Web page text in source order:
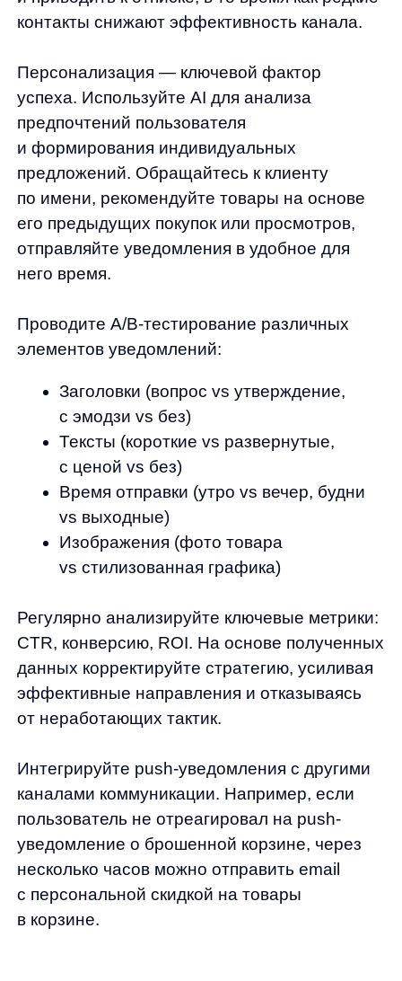
Технические аспекты и инструменты
для запуска push-уведомлений
Для запуска push-уведомлений на вашем
сайте существует множество сервисов
с различным функционалом. Среди
популярных решений: OneSignal,
PushEngage, Pushwoosh, SendPulse. При
персонализации, A/B-тестирования
и интеграции с вашей CMS.
Для максимальной эффективности
интегрируйте сервис push-уведомлений
с вашей CRM-системой и платформой
eCommerce. Это позволит использовать
данные о клиентах для более точной
персонализации и автоматизировать
отправку уведомлений на основе действий
пользователей.
персонализацию на новый уровень.
Алгоритмы машинного обучения
анализируют поведение пользователей,
предсказывают их предпочтения
и автоматически формируют наиболее
релевантные предложения. Технологии
крупных онлайн-ритейлеров с широким
ассортиментом товаров, где ручная
настройка персонализации невозможна.
Типичные ошибки при
использовании push-уведомлений